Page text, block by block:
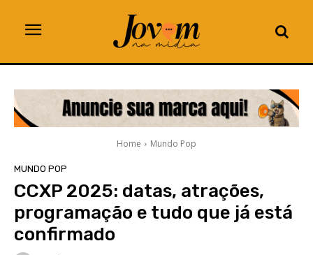
Home Mundo Pop
MUNDO POP
CCXP 2025: datas, atrações,
programação e tudo que já está
confirmado